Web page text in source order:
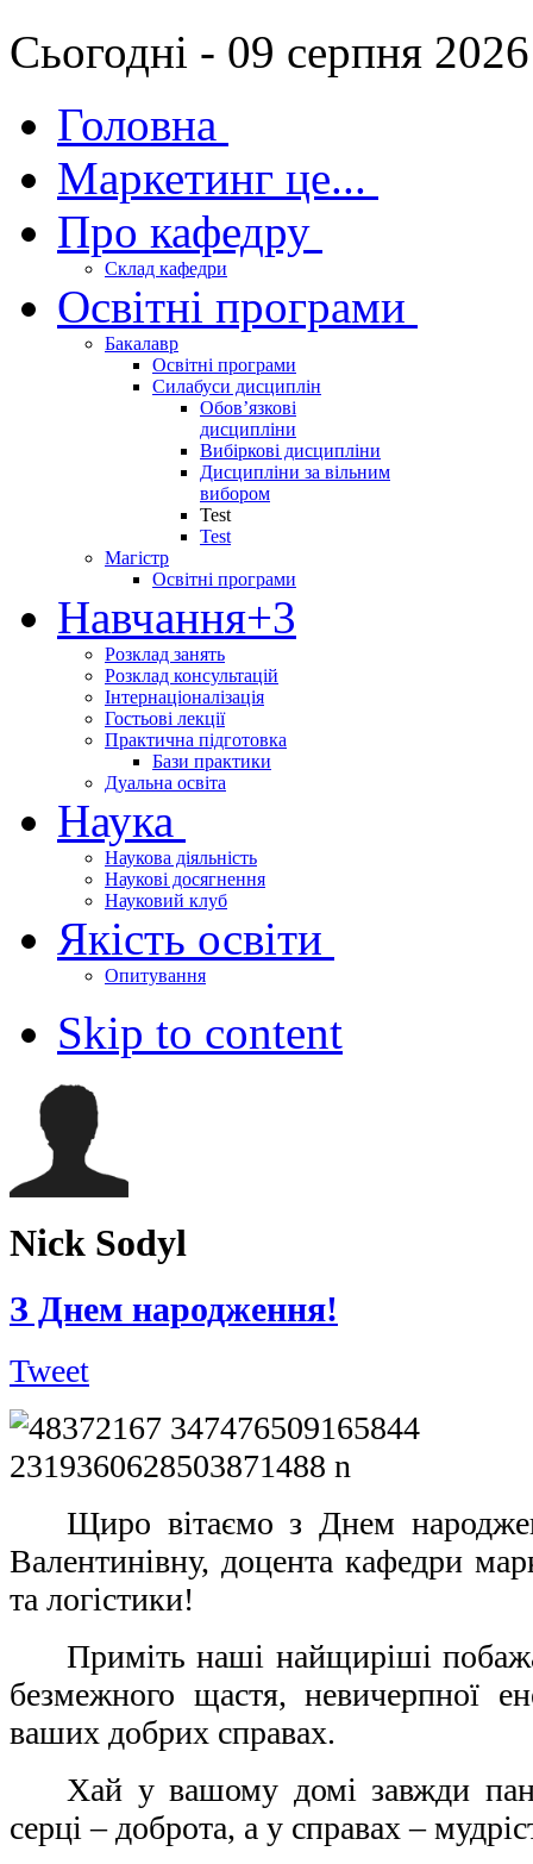
Сьогодні - 09 серпня
Головна
Маркетинг це...
Про кафедру
Склад кафедри
Освітні програми
Бакалавр
Освітні програми
Силабуси дисциплін
Обов’язкові
дисципліни
Вибіркові дисципліни
Дисципліни за вільним
вибором
Test
Test
Магістр
Освітні програми
Навчання+3
Розклад занять
Розклад консультацій
Інтернаціоналізація
Гостьові лекції
Практична підготовка
Бази практики
Дуальна освіта
Наука
Наукова діяльність
Наукові досягнення
Науковий клуб
Якість освіти
Опитування
Skip to content
Nick Sodyl
З Днем народження!
Tweet
Щиро вітаємо з Днем
Валентинівну, доцента кафедри
та логістики!
Приміть наші найщиріші
безмежного щастя, невичерпної
ваших добрих справах.
Хай у вашому домі завжди
серці – доброта, а у справах –